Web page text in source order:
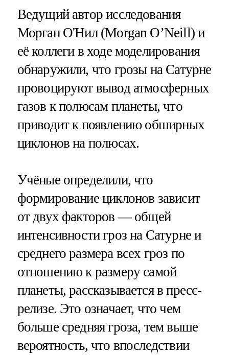
Ведущий автор исследования
Морган О'Нил (Morgan O’Neill) и
её коллеги в ходе моделирования
обнаружили, что грозы на Сатурне
провоцируют вывод атмосферных
газов к полюсам планеты, что
приводит к появлению обширных
циклонов на полюсах.
Учёные определили, что
формирование циклонов зависит
от двух факторов — общей
интенсивности гроз на Сатурне и
среднего размера всех гроз по
отношению к размеру самой
планеты, рассказывается в пресс-
релизе. Это означает, что чем
больше средняя гроза, тем выше
вероятность, что впоследствии